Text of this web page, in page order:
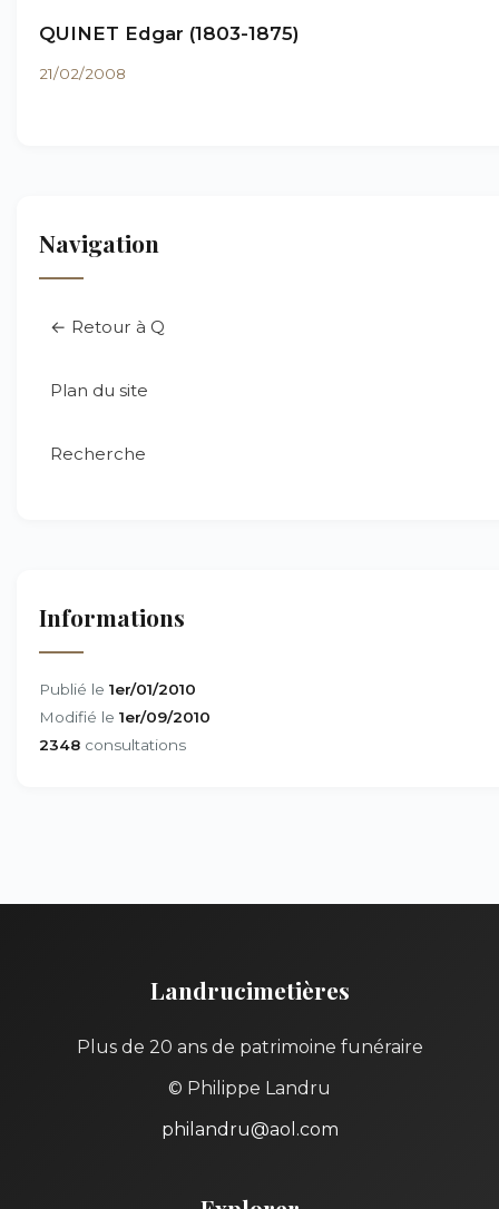
QUINET Edgar (1803-1875)
21/02/2008
Navigation
← Retour à Q
Plan du site
Recherche
Informations
Publié le 1er/01/2010
Modifié le 1er/09/2010
2348 consultations
Landrucimetières
Plus de 20 ans de patrimoine funéraire
© Philippe Landru
philandru@aol.com